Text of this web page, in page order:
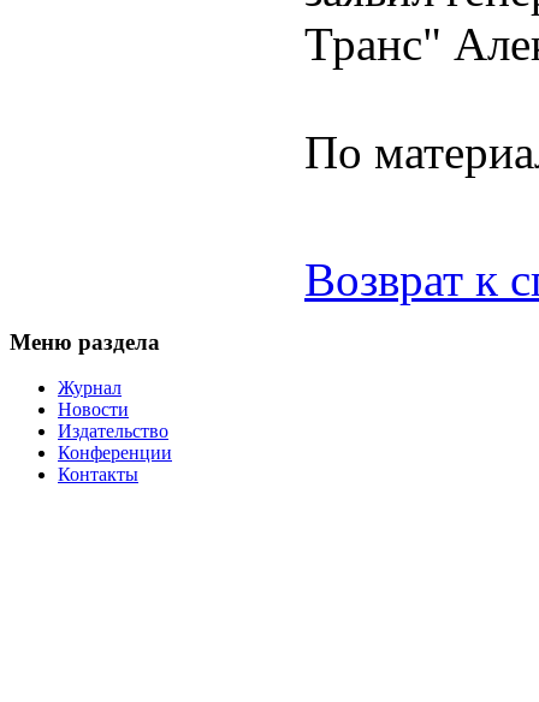
Транс"
По
Возврат к
Меню раздела
Журнал
Новости
Издательство
Конференции
Контакты